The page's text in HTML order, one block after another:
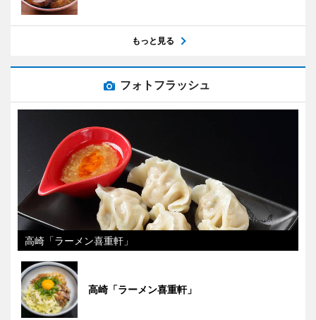
もっと見る
フォトフラッシュ
高崎「ラーメン喜重軒」
高崎「ラーメン喜重軒」